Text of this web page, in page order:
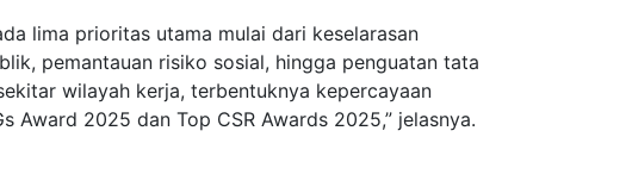
lima prioritas utama mulai dari keselarasan
pemantauan risiko sosial, hingga penguatan tata
wilayah kerja, terbentuknya kepercayaan
Award 2025 dan Top CSR Awards 2025,” jelasnya.